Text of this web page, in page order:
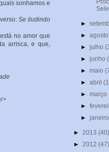
sonhamos e
Se iludindo
no amor que
arrisca, e que,
►
►
►julho
►junho
►maio
►abril
►março
►
►
► 2013 (40)
► 2012 (47)